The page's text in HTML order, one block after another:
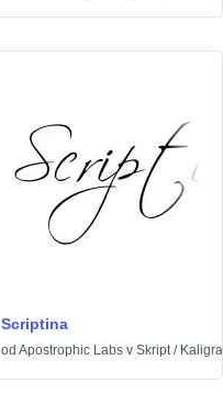
Scriptina
od Apostrophic Labs v Skript/